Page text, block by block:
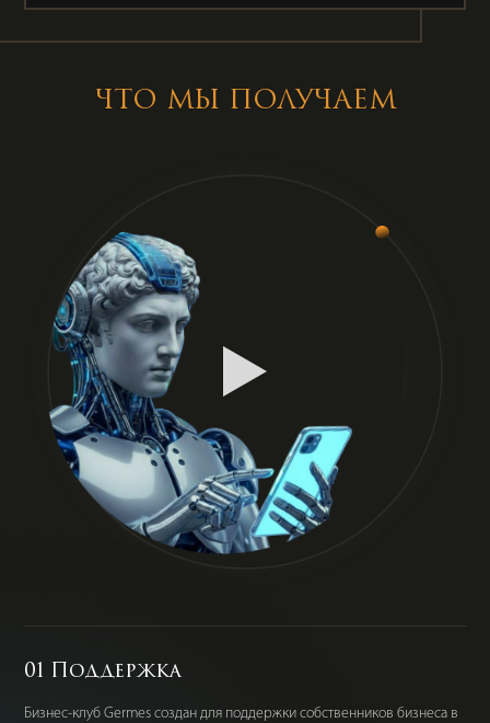
ЧТО МЫ ПОЛУЧАЕМ
01 Поддержка
Бизнес-клуб Germes создан для поддержки собственников бизнеса в